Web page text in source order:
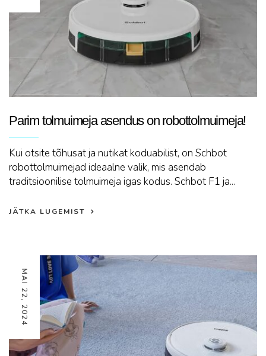
Parim tolmuimeja asendus on robottolmuimeja!
Kui otsite tõhusat ja nutikat koduabilist, on Schbot
robottolmuimejad ideaalne valik, mis asendab
traditsioonilise tolmuimeja igas kodus. Schbot F1 ja...
JÄTKA LUGEMIST
MAI 22, 2024